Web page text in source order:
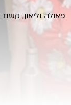
פאולה וליאון, קשת 12, 8.11.2020